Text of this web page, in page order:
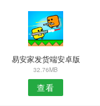
易安家发货端安卓版
32.76MB
查看